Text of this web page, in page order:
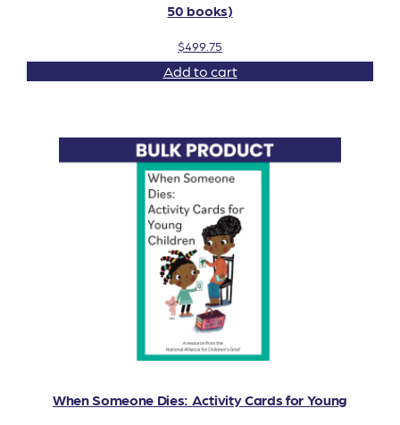
50 books)
$499.75
Add to cart
When Someone Dies: Activity Cards for Young